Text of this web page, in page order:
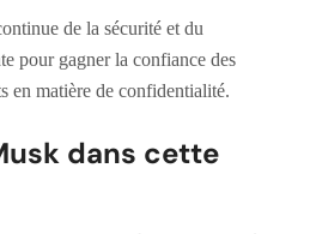
de la sécurité et du
pour gagner la confiance des
en matière de confidentialité.
dans cette